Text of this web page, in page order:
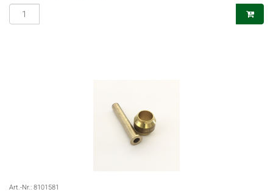
Art.-Nr.: 8101581